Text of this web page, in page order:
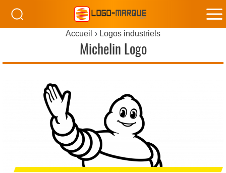
Accueil Logos industriels
Michelin Logo